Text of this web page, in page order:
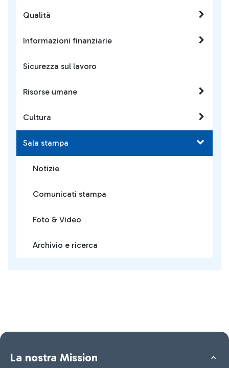
Qualità
Informazioni finanziarie
Sicurezza sul lavoro
Risorse umane
Cultura
Sala stampa
Notizie
Comunicati stampa
Foto & Video
Archivio e ricerca
La nostra Mission